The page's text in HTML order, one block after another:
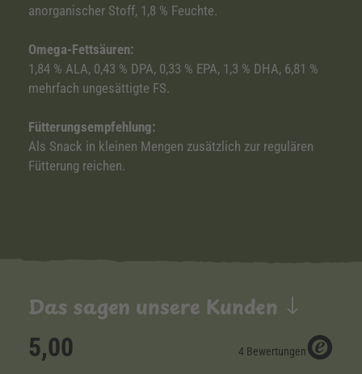
anorganischer Stoff, 1,8 % Feuchte.
Omega-Fettsäuren:
1,84 % ALA, 0,43 % DPA, 0,33 % EPA, 1,3 % DHA, 6,81 %
mehrfach ungesättigte FS.
Fütterungsempfehlung:
Als Snack in kleinen Mengen zusätzlich zur regulären
Fütterung reichen.
Das sagen unsere Kunden